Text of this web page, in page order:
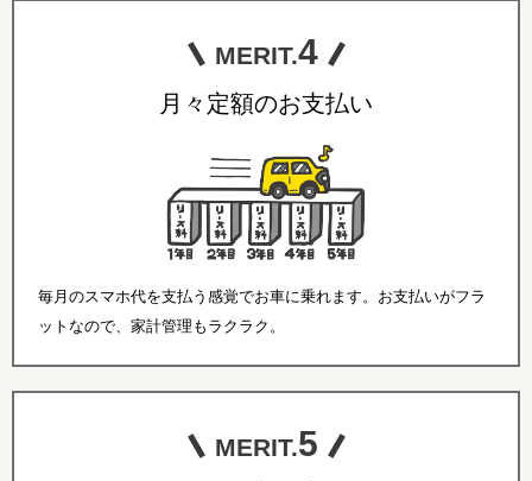
MERIT.4
月々定額のお支払い
毎月のスマホ代を支払う感覚でお車に乗れます。お支払いがフラ
ットなので、家計管理もラクラク。
MERIT.5